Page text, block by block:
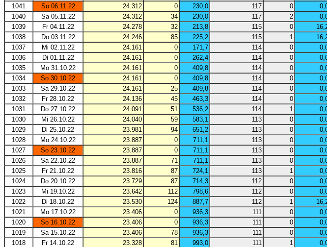
1041
So 06.11.22 24.312 0 230,0 117 0
1040
Sa 05.11.22 24.312 34 230,0 117 2
1039
Fr 04.11.22 24.278 32 213,8 115 0
1038
Do 03.11.22 24.246 85 225,2 115 1
1037
Mi 02.11.22 24.161 0 171,7 114 0
1036
Di 01.11.22 24.161 0 262,4 114 0
1035
Mo 31.10.22 24.161 0 409,8 114 0
1034
So 30.10.22 24.161 0 409,8 114 0
1033
Sa 29.10.22 24.161 25 409,8 114 0
1032
Fr 28.10.22 24.136 45 463,3 114 0
1031
Do 27.10.22 24.091 51 536,2 114 1
1030
Mi 26.10.22 24.040 59 583,1 113 0
1029
Di 25.10.22 23.981 94 651,2 113 0
1028
Mo 24.10.22 23.887 0 711,1 113 0
1027
So 23.10.22 23.887 0 711,1 113 0
1026
Sa 22.10.22 23.887 71 711,1 113 0
1025
Fr 21.10.22 23.816 87 724,1 113 1
1024
Do 20.10.22 23.729 87 714,3 112 0
1023
Mi 19.10.22 23.642 112 798,6 112 0
1022
Di 18.10.22 23.530 124 887,7 112 1
1021
Mo 17.10.22 23.406 0 936,3 111 0
1020
So 16.10.22 23.406 0 936,3 111 0
1019
Sa 15.10.22 23.406 78 936,3 111 0
1018
Fr 14.10.22 23.328 81 993,0 111 1